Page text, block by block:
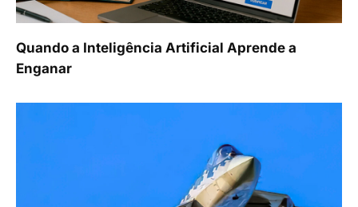
Quando a Inteligência Artificial Aprende a
Enganar